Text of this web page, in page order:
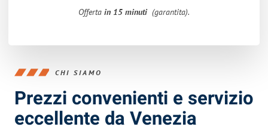
Offerta in 15 minuti (garantita).
CHI SIAMO
Prezzi convenienti e servizio
eccellente da Venezia